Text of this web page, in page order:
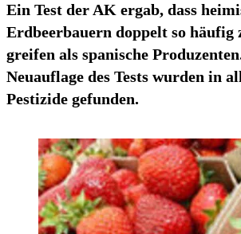
Ein Test der AK ergab, dass
Erdbeerbauern doppelt so häufig
greifen als spanische
Neuauflage des Tests wurden in
Pestizide gefunden.